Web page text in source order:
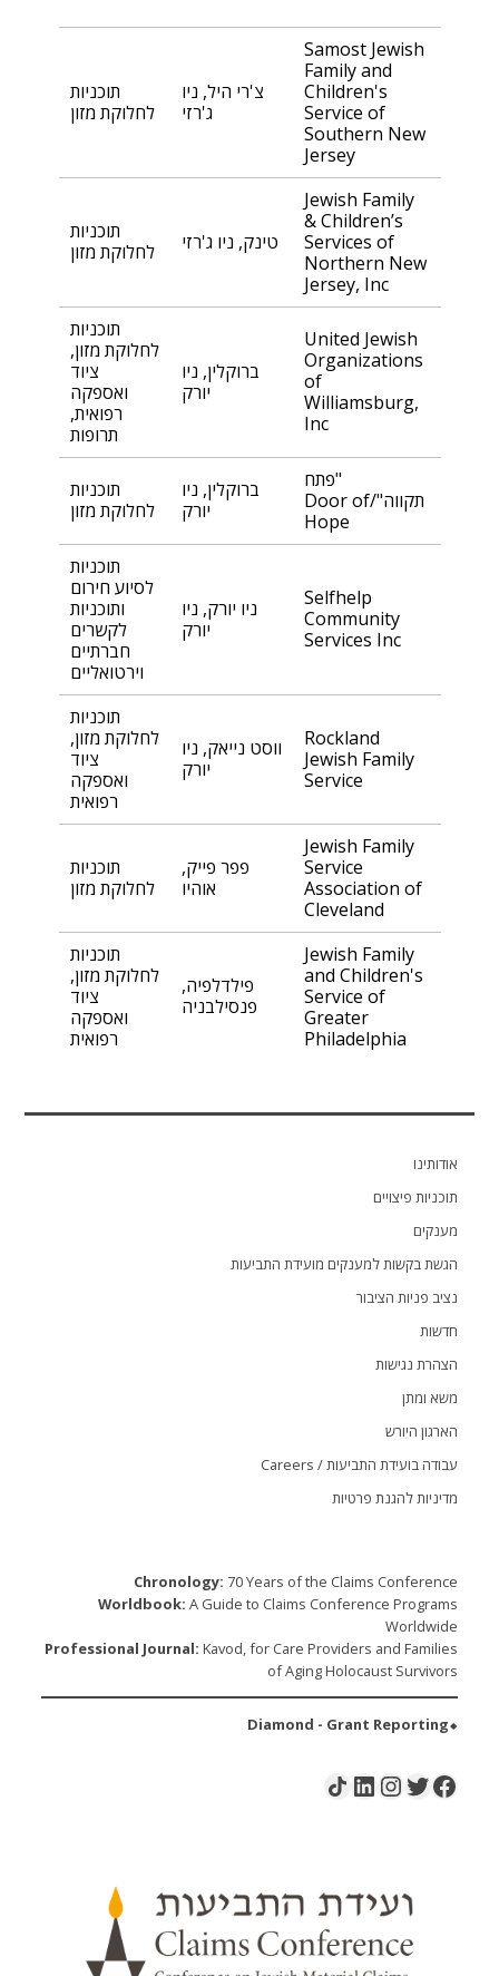
Samost Jewish
Family and
Children's
Service of
Southern New
Jersey
צ'רי היל, ניו
ג'רזי
תוכניות
לחלוקת מזון
Jewish Family
& Children’s
Services of
Northern New
Jersey, Inc
טינק, ניו ג'רזי
תוכניות
לחלוקת מזון
United Jewish
Organizations
of
Williamsburg,
Inc
ברוקלין, ניו
יורק
תוכניות
לחלוקת מזון,
ציוד
ואספקה
רפואית,
תרופות
"פתח
תקווה"/Door of
Hope
ברוקלין, ניו
יורק
תוכניות
לחלוקת מזון
Selfhelp
Community
Services Inc
ניו יורק, ניו
יורק
תוכניות
לסיוע חירום
ותוכניות
לקשרים
חברתיים
וירטואליים
Rockland
Jewish Family
Service
ווסט נייאק, ניו
יורק
תוכניות
לחלוקת מזון,
ציוד
ואספקה
רפואית
Jewish Family
Service
Association of
Cleveland
פפר פייק,
אוהיו
תוכניות
לחלוקת מזון
Jewish Family
and Children's
Service of
Greater
Philadelphia
פילדלפיה,
פנסילבניה
תוכניות
לחלוקת מזון,
ציוד
ואספקה
רפואית
אודותינו
תוכניות פיצויים
מענקים
הגשת בקשות למענקים מועידת התביעות
נציב פניות הציבור
חדשות
הצהרת נגישות
משא ומתן
הארגון היורש
עבודה בועידת התביעות / Careers
מדיניות להגנת פרטיות
Chronology: 70 Years of the Claims Conference
Worldbook: A Guide to Claims Conference Programs
Worldwide
Professional Journal: Kavod, for Care Providers and Families
of Aging Holocaust Survivors
⬥Diamond - Grant Reporting
Facebook
Twitter
Instagram
LinkedIn
Share Icon